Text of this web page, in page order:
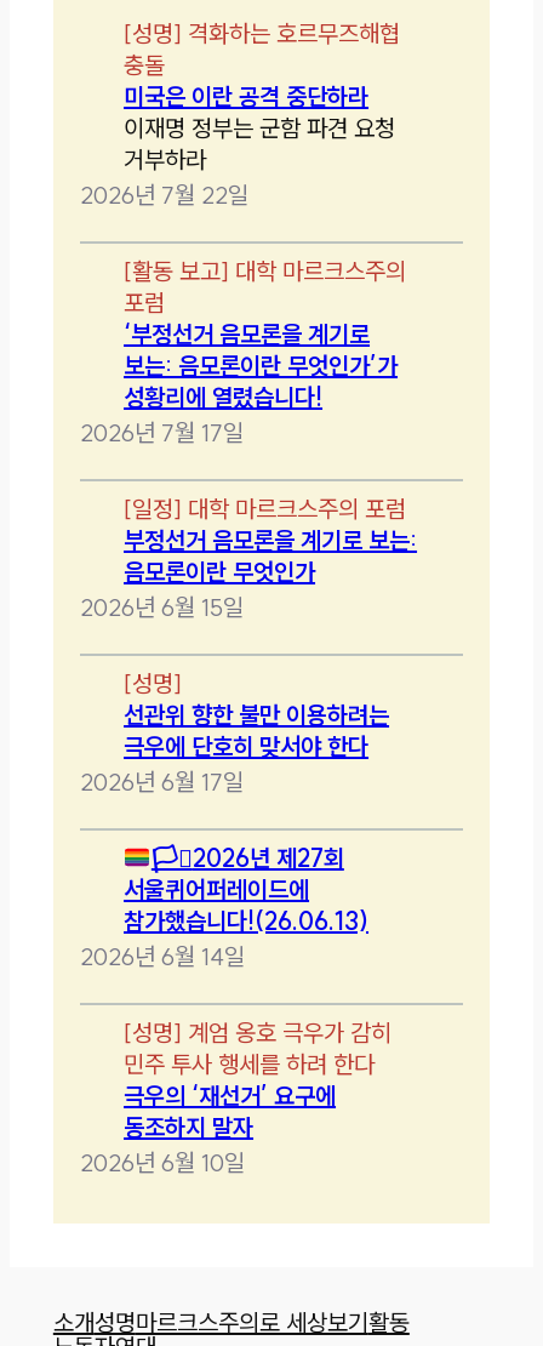
[성명] 격화하는 호르무즈해협
충돌
미국은 이란 공격 중단하라
이재명 정부는 군함 파견 요청
거부하라
2026년 7월 22일
[활동 보고] 대학 마르크스주의
포럼
‘부정선거 음모론을 계기로
보는: 음모론이란 무엇인가’가
성황리에 열렸습니다!
2026년 7월 17일
[일정] 대학 마르크스주의 포럼
부정선거 음모론을 계기로 보는:
음모론이란 무엇인가
2026년 6월 15일
[성명]
선관위 향한 불만 이용하려는
극우에 단호히 맞서야 한다
2026년 6월 17일
🏳️‍⚧️2026년 제27회
서울퀴어퍼레이드에
참가했습니다!(26.06.13)
2026년 6월 14일
[성명] 계엄 옹호 극우가 감히
민주 투사 행세를 하려 한다
극우의 ‘재선거’ 요구에
동조하지 말자
2026년 6월 10일
소개성명마르크스주의로 세상보기활동